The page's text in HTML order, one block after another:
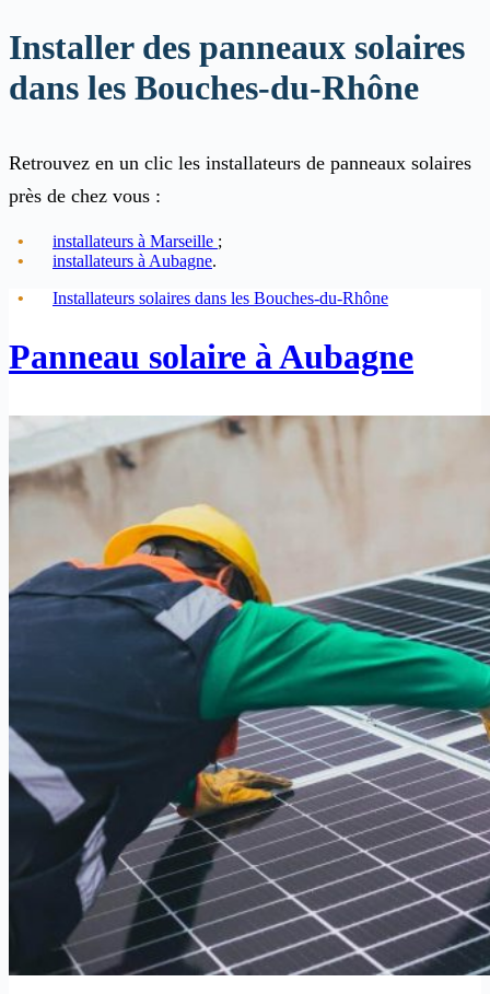
Installer des panneaux solaires
dans les Bouches-du-Rhône
Retrouvez en un clic les installateurs de panneaux solaires
près de chez vous :
installateurs à Marseille ;
installateurs à Aubagne.
Installateurs solaires dans les Bouches-du-Rhône
Panneau solaire à Aubagne